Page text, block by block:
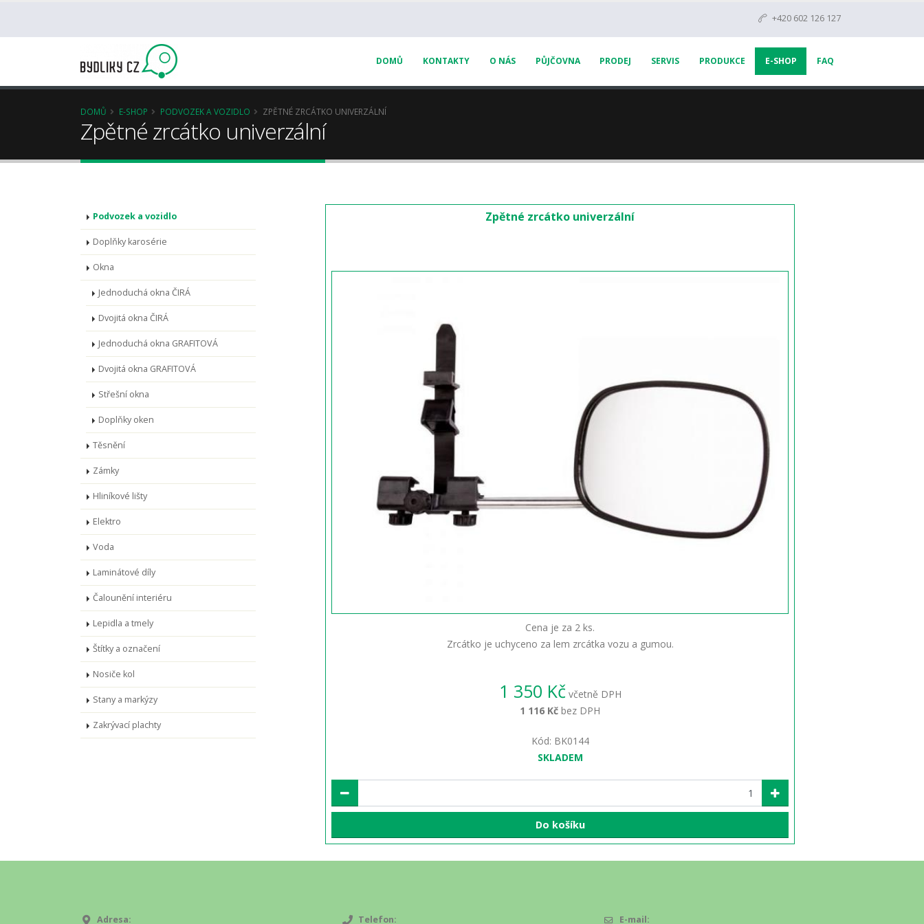
+420 602 126 127
DOMŮ KONTAKTY O NÁS PŮJČOVNA PRODEJ SERVIS PRODUKCE E-SHOP FAQ
DOMŮ E-SHOP PODVOZEK A VOZIDLO ZPĚTNÉ ZRCÁTKO UNIVERZÁLNÍ
Zpětné zrcátko univerzální
Podvozek a vozidlo
Doplňky karosérie
Okna
Jednoduchá okna ČIRÁ
Dvojitá okna ČIRÁ
Jednoduchá okna GRAFITOVÁ
Dvojitá okna GRAFITOVÁ
Střešní okna
Doplňky oken
Těsnění
Zámky
Hliníkové lišty
Elektro
Voda
Laminátové díly
Čalounění interiéru
Lepidla a tmely
Štítky a označení
Nosiče kol
Stany a markýzy
Zakrývací plachty
Zpětné zrcátko univerzální
Cena je za 2 ks.
Zrcátko je uchyceno za lem zrcátka vozu a gumou.
1 350 Kč včetně DPH
1 116 Kč bez DPH
Kód: BK0144
SKLADEM
Do košíku
Adresa: Telefon: E-mail: